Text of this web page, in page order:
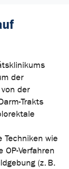
der
der
Trakts
Techniken wie
Verfahren
(z. B.